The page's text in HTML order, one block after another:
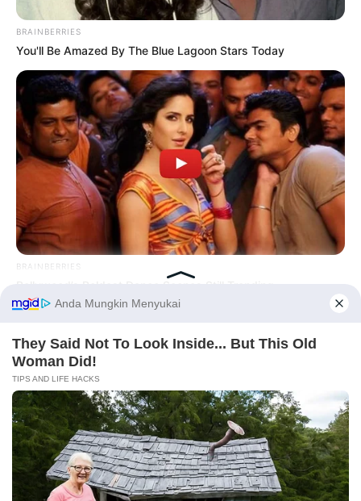
PRIVACY POLICY DISCLAIMER HUBUNGI KAMI
BRAINBERRIES
You'll Be Amazed By The Blue Lagoon Stars Today
BRAINBERRIES
Enter A World Of Weirdness: 8 Horror Movies Where Nobody
Dies
Before You Go